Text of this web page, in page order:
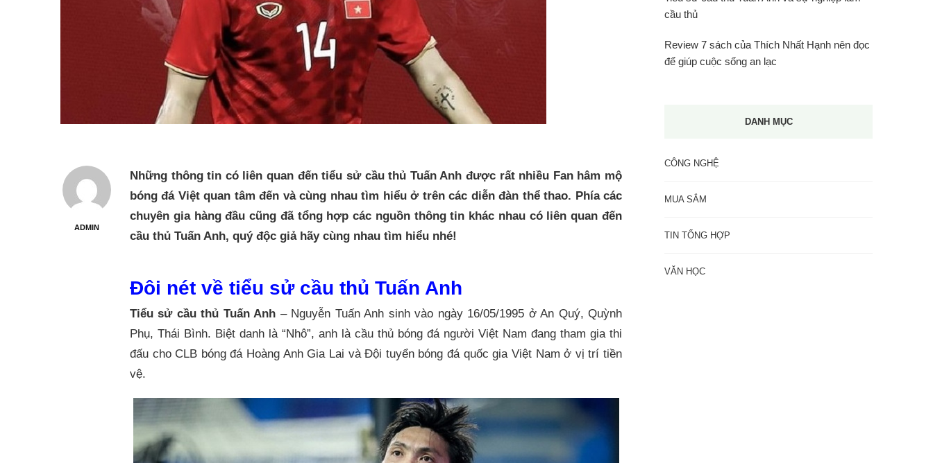
ADMIN
Những thông tin có liên quan đến tiểu sử cầu thủ Tuấn Anh được rất nhiều Fan hâm mộ
bóng đá Việt quan tâm đến và cùng nhau tìm hiểu ở trên các diễn đàn thể thao. Phía các
chuyên gia hàng đầu cũng đã tổng hợp các nguồn thông tin khác nhau có liên quan đến
cầu thủ Tuấn Anh, quý độc giả hãy cùng nhau tìm hiểu nhé!
Đôi nét về tiểu sử cầu thủ Tuấn Anh
Tiểu sử cầu thủ Tuấn Anh – Nguyễn Tuấn Anh sinh vào ngày 16/05/1995 ở An Quý, Quỳnh
Phụ, Thái Bình. Biệt danh là “Nhô”, anh là cầu thủ bóng đá người Việt Nam đang tham gia thi
đấu cho CLB bóng đá Hoàng Anh Gia Lai và Đội tuyển bóng đá quốc gia Việt Nam ở vị trí tiền
vệ.
cầu thủ
Review 7 sách của Thích Nhất Hạnh nên đọc
để giúp cuộc sống an lạc
DANH MỤC
CÔNG NGHỆ
MUA SẮM
TIN TỔNG HỢP
VĂN HỌC